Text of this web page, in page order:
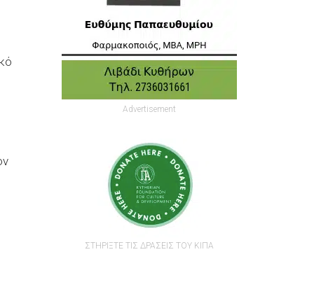
Advertisement
ΣΤΗΡΙΞΤΕ ΤΙΣ ΔΡΑΣΕΙΣ ΤΟΥ ΚΙΠΑ